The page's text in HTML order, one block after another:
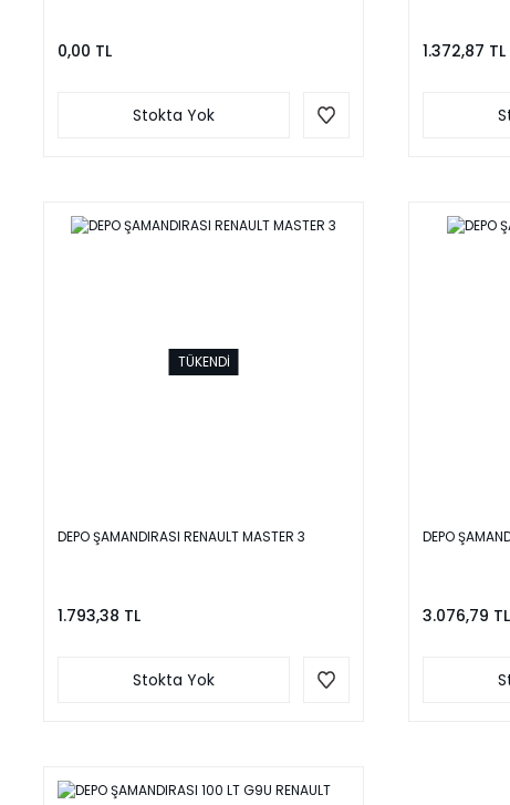
ÖN PANJUR MAKYAJLI R ...
0,00 TL
Stokta Yok
1.372,87 TL
TÜKENDİ
DEPO ŞAMANDIRASI RENAULT MASTER 3
1.793,38 TL
Stokta Yok
DEPO
3.076,79 TL